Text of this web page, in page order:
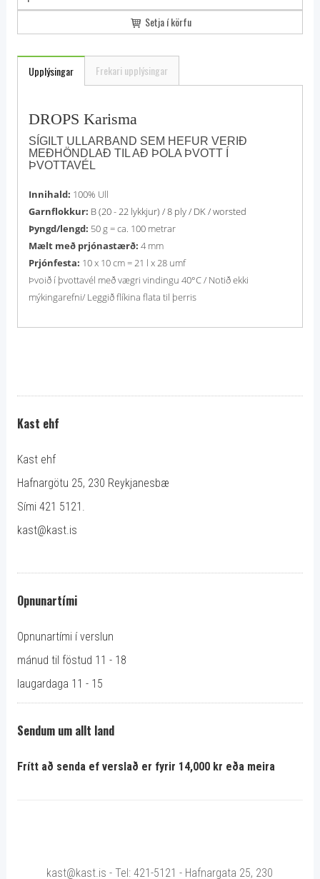
Setja í körfu
Upplýsingar Frekari upplýsingar
DROPS Karisma
SÍGILT ULLARBAND SEM HEFUR VERIÐ
MEÐHÖNDLAÐ TIL AÐ ÞOLA ÞVOTT Í
ÞVOTTAVÉL
Innihald: 100% Ull
Garnflokkur: B (20 - 22 lykkjur) / 8 ply / DK / worsted
Þyngd/lengd: 50 g = ca. 100 metrar
Mælt með prjónastærð: 4 mm
Prjónfesta: 10 x 10 cm = 21 l x 28 umf
Þvoið í þvottavél með vægri vindingu 40°C / Notið ekki
mýkingarefni/ Leggið flíkina flata til þerris
Kast ehf
Kast ehf
Hafnargötu 25, 230 Reykjanesbæ
Sími 421 5121.
kast@kast.is
Opnunartími
Opnunartími í verslun
mánud til föstud 11 - 18
laugardaga 11 - 15
Sendum um allt land
Frítt að senda ef verslað er fyrir 14,000 kr eða meira
kast@kast.is - Tel: 421-5121 - Hafnargata 25, 230